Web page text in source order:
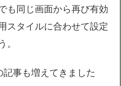
も同じ画面から再び有効
スタイルに合わせて設定
事も増えてきました